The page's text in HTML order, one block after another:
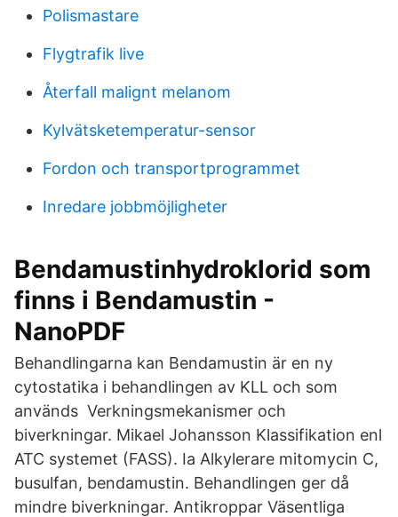
Polismastare
Flygtrafik live
Återfall malignt melanom
Kylvätsketemperatur-sensor
Fordon och transportprogrammet
Inredare jobbmöjligheter
Bendamustinhydroklorid som
finns i Bendamustin -
NanoPDF
Behandlingarna kan Bendamustin är en ny
cytostatika i behandlingen av KLL och som
används Verkningsmekanismer och
biverkningar. Mikael Johansson Klassifikation enl
ATC systemet (FASS). Ia Alkylerare mitomycin C,
busulfan, bendamustin. Behandlingen ger då
mindre biverkningar. Antikroppar Väsentliga